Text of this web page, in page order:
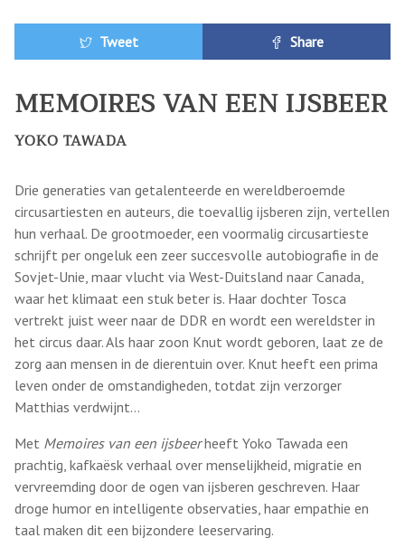
Tweet Share
MEMOIRES VAN EEN IJSBEER
YOKO TAWADA
Drie generaties van getalenteerde en wereldberoemde
circusartiesten en auteurs, die toevallig ijsberen zijn, vertellen
hun verhaal. De grootmoeder, een voormalig circusartieste
schrijft per ongeluk een zeer succesvolle autobiografie in de
Sovjet-Unie, maar vlucht via West-Duitsland naar Canada,
waar het klimaat een stuk beter is. Haar dochter Tosca
vertrekt juist weer naar de DDR en wordt een wereldster in
het circus daar. Als haar zoon Knut wordt geboren, laat ze de
zorg aan mensen in de dierentuin over. Knut heeft een prima
leven onder de omstandigheden, totdat zijn verzorger
Matthias verdwijnt…
Met Memoires van een ijsbeerheeft Yoko Tawada een
prachtig, kafkaësk verhaal over menselijkheid, migratie en
vervreemding door de ogen van ijsberen geschreven. Haar
droge humor en intelligente observaties, haar empathie en
taal maken dit een bijzondere leeservaring.